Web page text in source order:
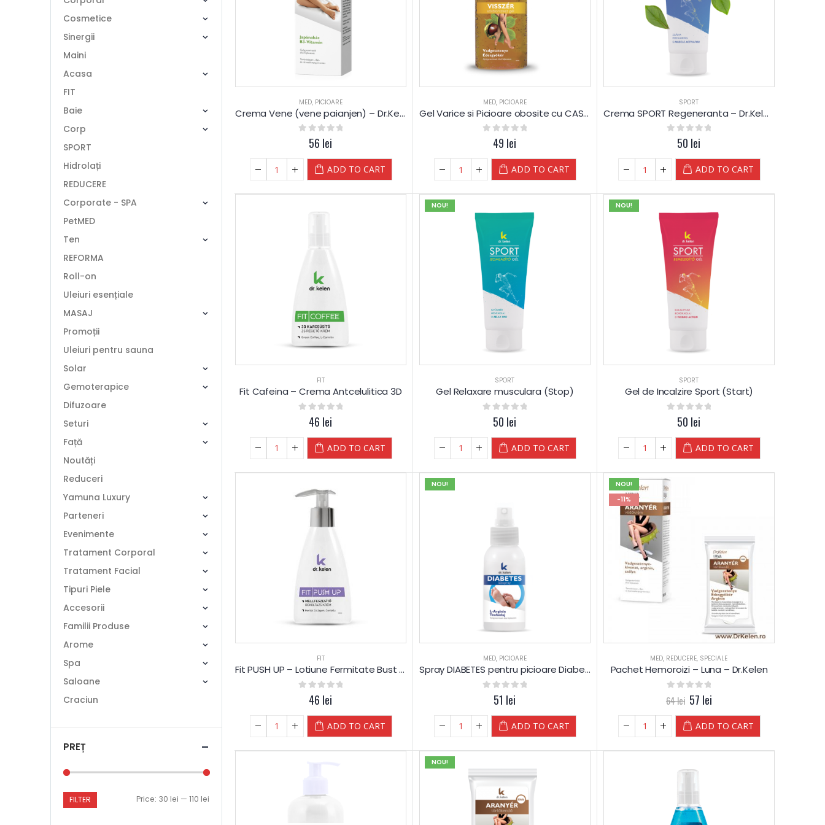
MED, PICIOARE
Crema Vene (vene paianjen) – Dr.Kelen
out of 5
56 lei
ADD TO CART
MED, PICIOARE
Gel Varice si Picioare obosite cu CASTANE – Dr.Kelen
out of 5
49 lei
ADD TO CART
SPORT
Crema SPORT Regeneranta – Dr.Kelen – 175 ml
out of 5
50 lei
ADD TO CART
FIT
Fit Cafeina – Crema Antcelulitica 3D
out of 5
46 lei
ADD TO CART
NOU!
SPORT
Gel Relaxare musculara (Stop)
out of 5
50 lei
ADD TO CART
NOU!
SPORT
Gel de Incalzire Sport (Start)
out of 5
50 lei
ADD TO CART
FIT
Fit PUSH UP – Lotiune Fermitate Bust (sani)
out of 5
46 lei
ADD TO CART
NOU!
MED, PICIOARE
Spray DIABETES pentru picioare Diabetice – Luna
out of 5
51 lei
ADD TO CART
NOU!
-11%
MED, REDUCERE, SPECIALE
Pachet Hemoroizi – Luna – Dr.Kelen
out of 5
64lei 57 lei
ADD TO CART
NOU!
Cosmetice
Sinergii
Maini
Acasa
FIT
Baie
Corp
SPORT
Hidrolați
REDUCERE
Corporate - SPA
PetMED
Ten
REFORMA
Roll-on
Uleiuri esențiale
MASAJ
Promoții
Uleiuri pentru sauna
Solar
Gemoterapice
Difuzoare
Seturi
Față
Noutăți
Reduceri
Yamuna Luxury
Parteneri
Evenimente
Tratament Corporal
Tratament Facial
Tipuri Piele
Accesorii
Familii Produse
Arome
Spa
Saloane
Craciun
PREȚ
FILTER Price: 30 lei — 110 lei